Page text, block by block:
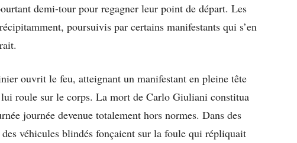
demi-tour pour regagner leur point de départ. Les
poursuivis par certains manifestants qui s’en
ouvrit le feu, atteignant un manifestant en pleine tête
lui roule sur le corps. La mort de Carlo Giuliani constitua
journée devenue totalement hors normes. Dans des
véhicules blindés fonçaient sur la foule qui répliquait